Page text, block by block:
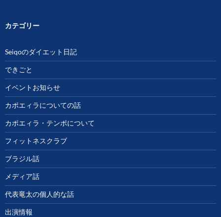
カテゴリー
Seiqoのダイエット日記
できごと
イベントお知らせ
カポエィラについての話
カポエィラ・テンポについて
フィットネスクラブ
ブラジル話
メディア話
代表竜太の個人的な話
出演情報